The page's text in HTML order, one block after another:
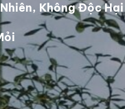
Không Độc Hại